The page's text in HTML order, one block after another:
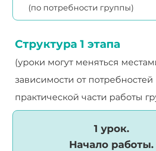
(по потребности группы)
Структура 1 этапа
(уроки могут меняться
зависимости от потребностей
практической части работы
1 урок.
Начало работы.